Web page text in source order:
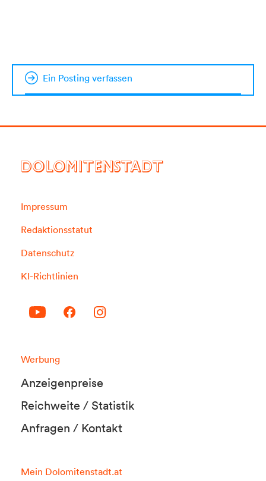
Ein Posting verfassen
DOLOMITENSTADT
Impressum
Redaktionsstatut
Datenschutz
KI-Richtlinien
Werbung
Anzeigenpreise
Reichweite / Statistik
Anfragen / Kontakt
Mein Dolomitenstadt.at